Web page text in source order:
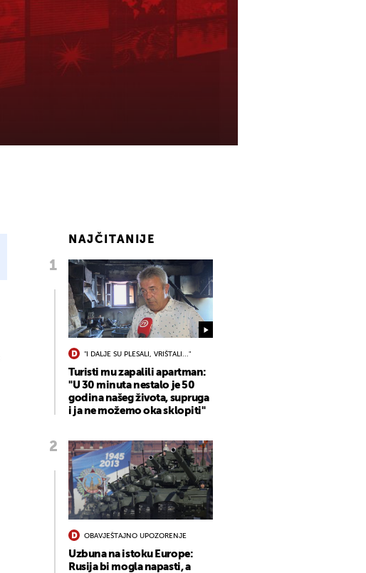
NAJČITANIJE
"I DALJE SU PLESALI, VRIŠTALI..."
Turisti mu zapalili apartman:
"U 30 minuta nestalo je 50
godina našeg života, supruga
i ja ne možemo oka sklopiti"
OBAVJEŠTAJNO UPOZORENJE
Uzbuna na istoku Europe:
Rusija bi mogla napasti, a